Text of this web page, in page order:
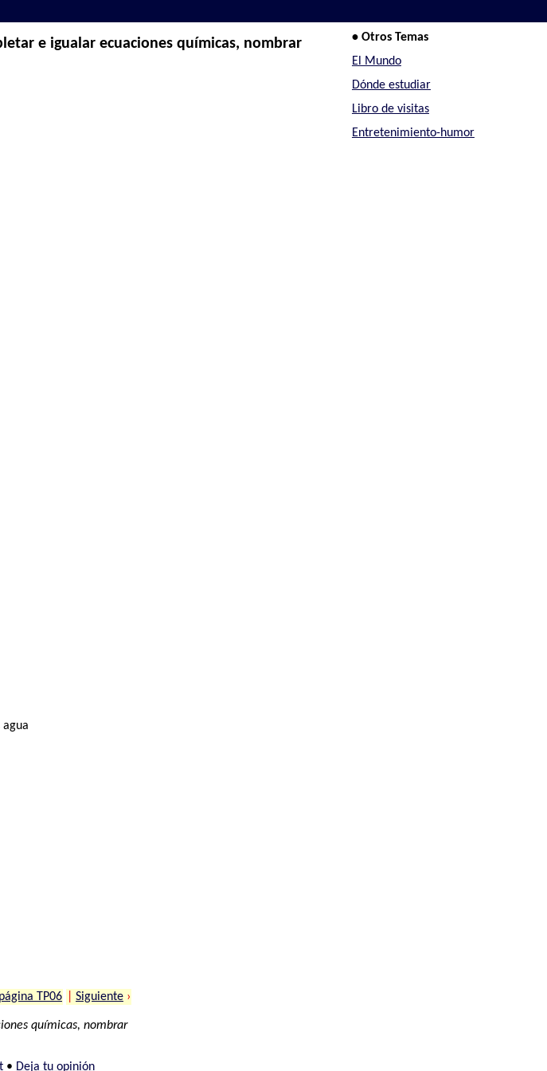
e igualar ecuaciones químicas, nombrar
TP06 Siguiente ›
químicas, nombrar
• Deja tu opinión
• Otros Temas
El Mundo
Dónde estudiar
Libro de visitas
Entretenimiento-humor